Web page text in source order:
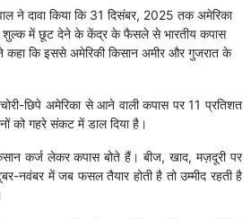
ने दावा किया कि 31 दिसंबर, 2025 तक अमेरिका
शुल्क में छूट देने के केंद्र के फैसले से भारतीय कपास
कहा कि इससे अमेरिकी किसान अमीर और गुजरात के
छिपे अमेरिका से आने वाली कपास पर 11 प्रतिशत
को गहरे संकट में डाल दिया है।
कर्ज लेकर कपास बोते हैं। बीज, खाद, मज़दूरी पर
नवंबर में जब फसल तैयार होती है तो उम्मीद रहती है